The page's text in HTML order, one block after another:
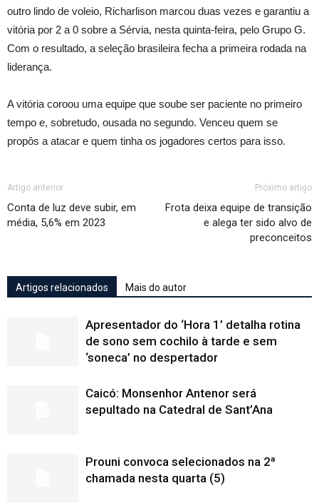
outro lindo de voleio, Richarlison marcou duas vezes e garantiu a
vitória por 2 a 0 sobre a Sérvia, nesta quinta-feira, pelo Grupo G.
Com o resultado, a seleção brasileira fecha a primeira rodada na
liderança.
A vitória coroou uma equipe que soube ser paciente no primeiro
tempo e, sobretudo, ousada no segundo. Venceu quem se
propôs a atacar e quem tinha os jogadores certos para isso.
Artigo anterior
Conta de luz deve subir, em
média, 5,6% em 2023
Próximo artigo
Frota deixa equipe de transição
e alega ter sido alvo de
preconceitos
Artigos relacionados Mais do autor
Apresentador do ‘Hora 1’ detalha rotina
de sono sem cochilo à tarde e sem
‘soneca’ no despertador
Caicó: Monsenhor Antenor será
sepultado na Catedral de Sant’Ana
Prouni convoca selecionados na 2ª
chamada nesta quarta (5)